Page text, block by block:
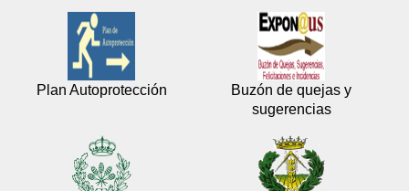
Plan Autoprotección
Buzón de quejas y
sugerencias